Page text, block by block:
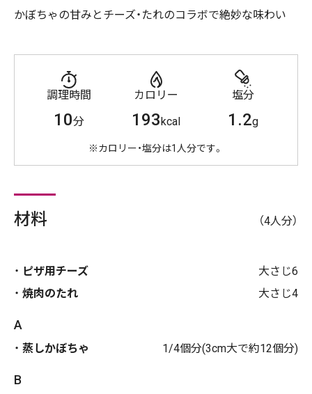
かぼちゃの甘みとチーズ・たれのコラボで絶妙な味わい
調理時間
10分
カロリー
193kcal
塩分
1.2g
※カロリー・塩分は1人分です。
材料 （4人分）
ピザ用チーズ
大さじ6
焼肉のたれ
大さじ4
A
蒸しかぼちゃ 1/4個分(3cm大で約12個分)
B